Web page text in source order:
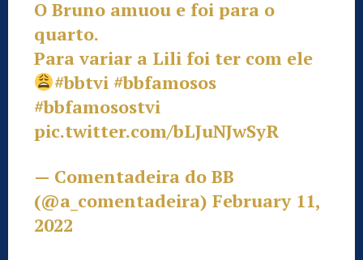
O Bruno amuou e foi para o
quarto.
Para variar a Lili foi ter com ele
#bbtvi #bbfamosos
#bbfamosostvi
pic.twitter.com/bLJuNJwSyR
— Comentadeira do BB
(@a_comentadeira) February 11,
2022